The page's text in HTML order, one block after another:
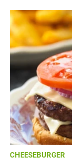
CHEESEBURGER